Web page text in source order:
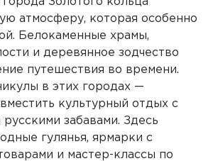
атмосферу, которая особенно
Белокаменные храмы,
и деревянное зодчество
путешествия во времени.
в этих городах —
культурный отдых с
забавами. Здесь
гулянья, ярмарки с
и мастер-классы по